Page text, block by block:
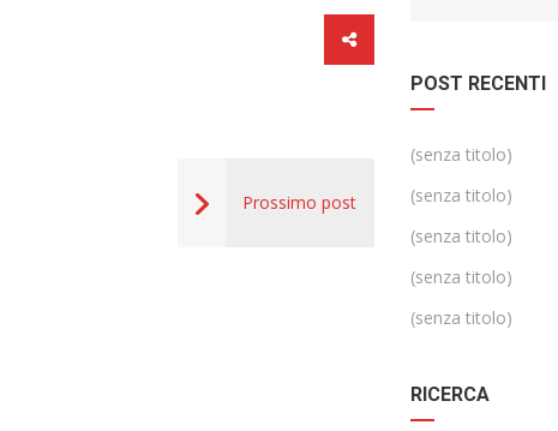
Prossimo post
POST RECENTI
(senza titolo)
(senza titolo)
(senza titolo)
(senza titolo)
(senza titolo)
RICERCA